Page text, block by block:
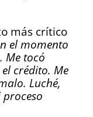
más crítico
el momento
Me tocó
crédito. Me
Luché,